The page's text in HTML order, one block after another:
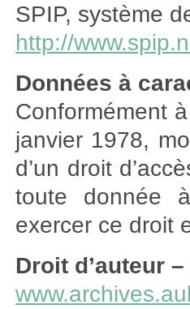
SPIP, système
http://
Données à
Conformément
janvier 1978,
d’un droit
toute donnée
exercer ce droit
Droit d’auteur